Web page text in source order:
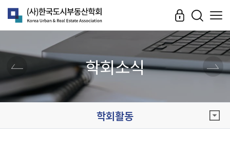
학회소식
학회활동